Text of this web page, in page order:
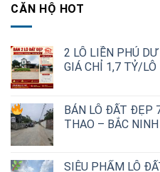
CĂN HỘ HOT
2 LÔ LIỀN PHÚ
GIÁ CHỈ 1,7 TỶ/LÔ
là:
2,500,000,000 ₫.
tại
là:
BÁN LÔ ĐẤT ĐẸP
THAO – BẮC NINH
SIÊU PHẨM LÔ